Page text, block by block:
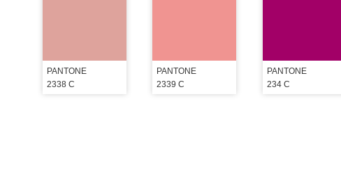
PANTONE
2338 C
PANTONE
2339 C
PANTONE
234 C